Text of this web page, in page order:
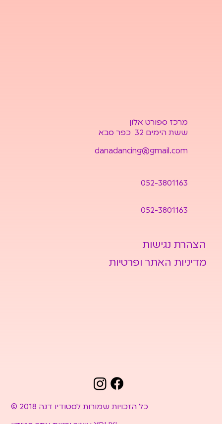
052-3801163
052-3801163
מרכז ספורט אלון
ששת הימים 32 כפר סבא
danadancing@gmail.com
© 2018 כל הזכויות שמורות לסטודיו דנה
הצהרת נגישות
מדיניות האתר ופרטיות